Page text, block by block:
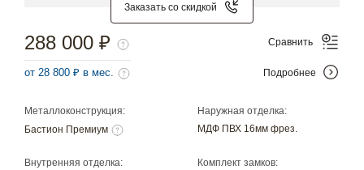
Заказать со скидкой
Металлоконструкция:
Бастион Премиум
Наружная отделка:
МДФ ПВХ 16мм фрез.
Внутренняя отделка:
Комплект замков:
288 000 ₽
от 28 800 ₽ в мес.
Сравнить
Подробнее